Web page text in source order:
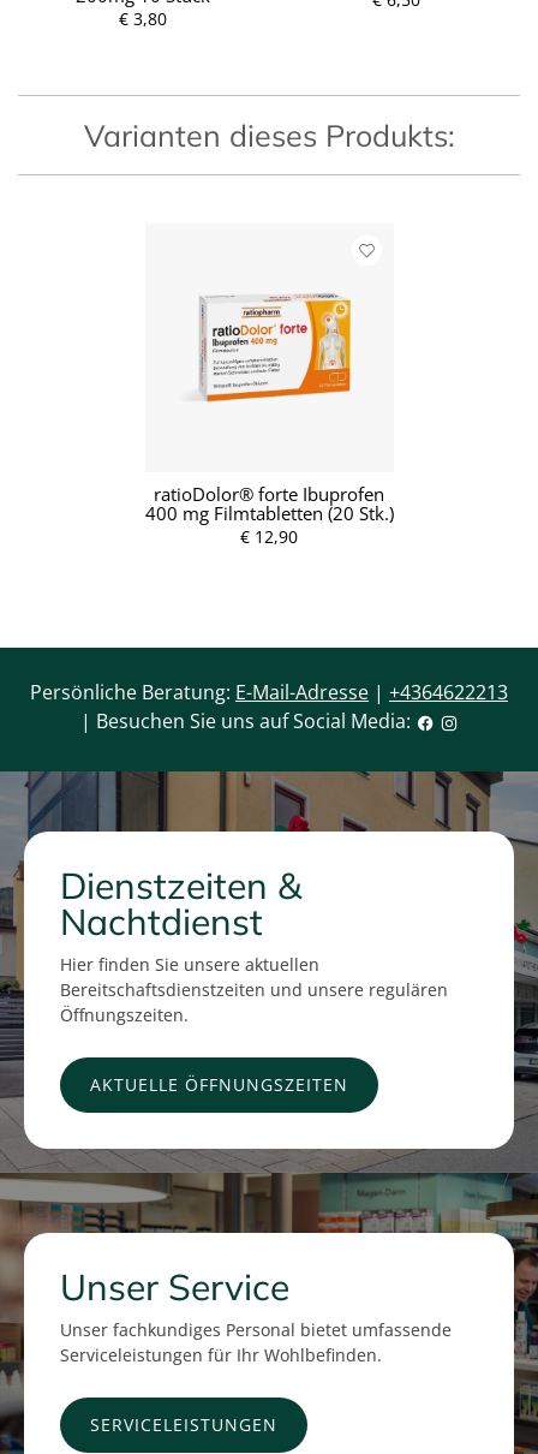
€ 3,80
Varianten dieses Produkts:
ratioDolor® forte Ibuprofen
400 mg Filmtabletten (20 Stk.)
€ 12,90
Persönliche Beratung: E-Mail-Adresse | +4364622213
| Besuchen Sie uns auf Social Media:
Dienstzeiten &
Nachtdienst
Hier finden Sie unsere aktuellen
Bereitschaftsdienstzeiten und unsere regulären
Öffnungszeiten.
AKTUELLE ÖFFNUNGSZEITEN
Unser Service
Unser fachkundiges Personal bietet umfassende
Serviceleistungen für Ihr Wohlbefinden.
SERVICELEISTUNGEN